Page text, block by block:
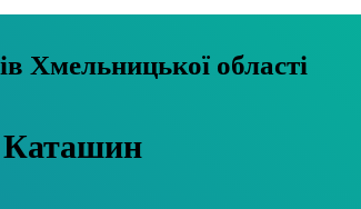
Державний архів Хмельницької області
Каташин